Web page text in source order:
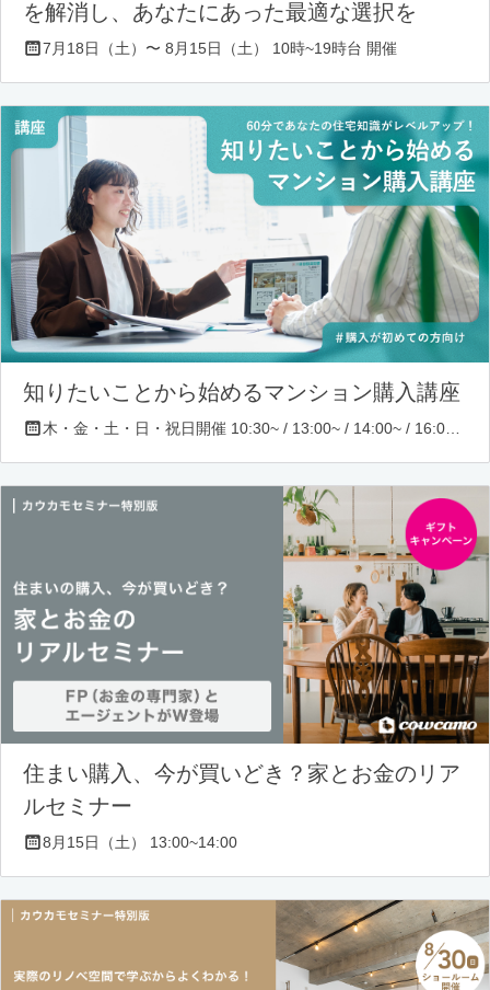
を解消し、あなたにあった最適な選択を
7月18日（土）〜 8月15日（土） 10時~19時台 開催
知りたいことから始めるマンション購入講座
住まい購入、今が買いどき？家とお金のリア
ルセミナー
8月15日（土） 13:00~14:00